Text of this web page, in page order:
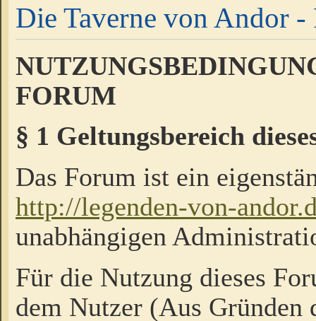
Die Taverne von Andor -
FORUM
§ 1 Geltungsbereich
Das Forum ist ein
http://legenden-von-
unabhängigen
Für die Nutzung dieses
dem Nutzer (Aus Gründen